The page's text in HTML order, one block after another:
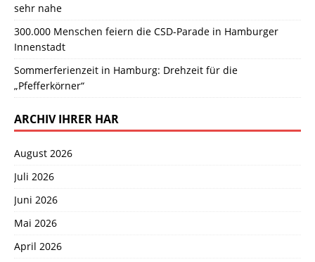
sehr nahe
300.000 Menschen feiern die CSD-Parade in Hamburger
Innenstadt
Sommerferienzeit in Hamburg: Drehzeit für die
„Pfefferkörner“
ARCHIV IHRER HAR
August 2026
Juli 2026
Juni 2026
Mai 2026
April 2026